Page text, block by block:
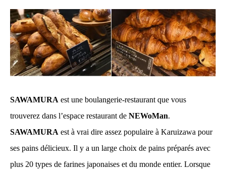
SAWAMURA est une boulangerie-restaurant que vous
trouverez dans l’espace restaurant de NEWoMan.
SAWAMURA est à vrai dire assez populaire à Karuizawa pour
ses pains délicieux. Il y a un large choix de pains préparés avec
plus 20 types de farines japonaises et du monde entier. Lorsque